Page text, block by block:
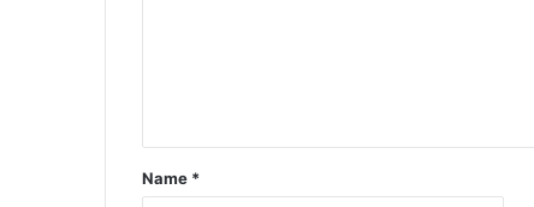
Name *